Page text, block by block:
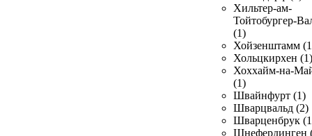
Хильтер-ам-
Тойтобургер-
(1)
Хойзенштамм
Хольцкирхен (1)
Хоххайм-на-
(1)
Швайнфурт (1)
Шварцвальд (2)
Шварценбрук
Шнефердинген